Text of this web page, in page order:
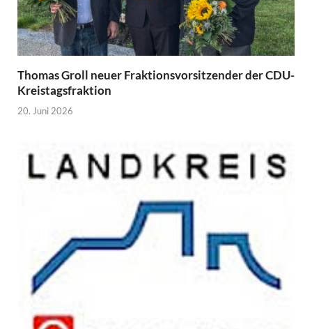
Thomas Groll neuer Fraktionsvorsitzender der CDU-
Kreistagsfraktion
20. Juni 2026